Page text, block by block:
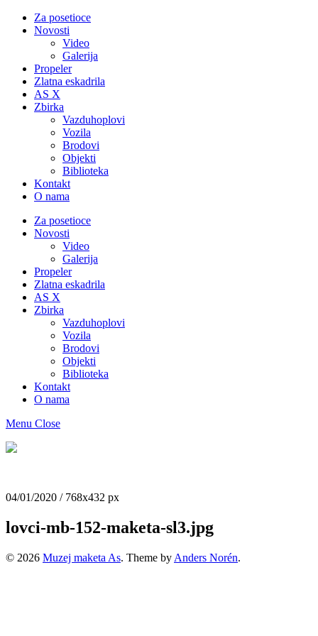
Za posetioce
Novosti
Video
Galerija
Propeler
Zlatna eskadrila
AS X
Zbirka
Vazduhoplovi
Vozila
Brodovi
Objekti
Biblioteka
Kontakt
O nama
Za posetioce
Novosti
Video
Galerija
Propeler
Zlatna eskadrila
AS X
Zbirka
Vazduhoplovi
Vozila
Brodovi
Objekti
Biblioteka
Kontakt
O nama
Menu Close
Muzej
04/01/2020 /768x432 px
lovci-mb-152-maketa-sl3.jpg
© 2026 Muzej maketa As. Theme by Anders Norén.